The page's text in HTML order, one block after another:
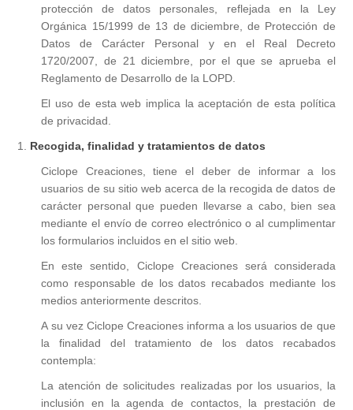
Bolsas y bolsos
Marcapáginas
Tazas
Para Invitados Especiales
Caja de Luz Enamorados
Caja de Luz Ocasiones Especiales
Árbol de Huellas
Jarras de cerveza
Vasos de Cerveza
Encargos especiales
Mugs de cristal
Carteles de puerta
Bodies
Baberos
Caja de Luz Recién Nacido
Para el cole
Caja de luz Personalizada
Imanes
Carteles de puerta
Cojines
Pendientes para Copas
Vinilos para decorar
Frikicosas
Harry Potter
Héroes y Villanos
Juego de Tronos
Alicia
Cojín Friki
Otros productos frikis
Juegos
protección de datos personales, reflejada en la Ley
Orgánica 15/1999 de 13 de diciembre, de Protección de
Datos de Carácter Personal y en el Real Decreto
1720/2007, de 21 diciembre, por el que se aprueba el
Reglamento de Desarrollo de la LOPD.
El uso de esta web implica la aceptación de esta política
de privacidad.
1. Recogida, finalidad y tratamientos de datos
Ciclope Creaciones, tiene el deber de informar a los
usuarios de su sitio web acerca de la recogida de datos de
carácter personal que pueden llevarse a cabo, bien sea
mediante el envío de correo electrónico o al cumplimentar
los formularios incluidos en el sitio web.
En este sentido, Ciclope Creaciones será considerada
como responsable de los datos recabados mediante los
medios anteriormente descritos.
A su vez Ciclope Creaciones informa a los usuarios de que
la finalidad del tratamiento de los datos recabados
contempla:
La atención de solicitudes realizadas por los usuarios, la
inclusión en la agenda de contactos, la prestación de